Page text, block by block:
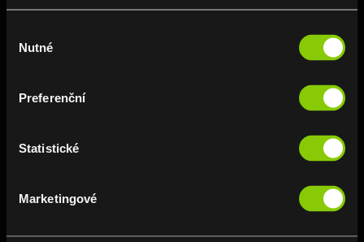
souhlasu
Nutné
Preferenční
Statistické
Marketingové
